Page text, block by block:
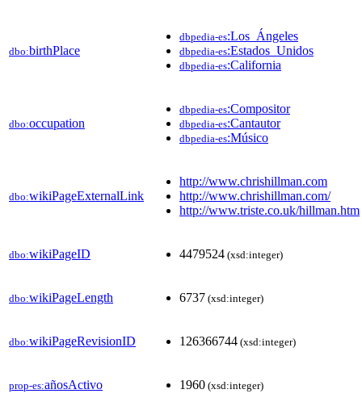
dbo:birthPlace
dbpedia-es:Los_Ángeles
dbpedia-es:Estados_Unidos
dbpedia-es:California
dbo:occupation
dbpedia-es:Compositor
dbpedia-es:Cantautor
dbpedia-es:Músico
dbo:wikiPageExternalLink
http://www.chrishillman.com
http://www.chrishillman.com/
http://www.triste.co.uk/hillman.htm
dbo:wikiPageID 4479524 (xsd:integer)
dbo:wikiPageLength 6737 (xsd:integer)
dbo:wikiPageRevisionID 126366744 (xsd:integer)
prop-es:añosActivo 1960 (xsd:integer)